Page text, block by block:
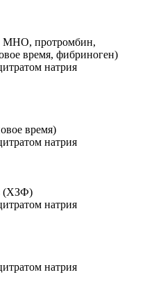
МНО, протромбин,
время, фибриноген)
натрия
время)
натрия
(ХЗФ)
натрия
натрия